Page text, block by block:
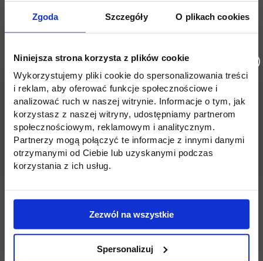
Zgoda Szczegóły O plikach cookies
Niniejsza strona korzysta z plików cookie
Wykorzystujemy pliki cookie do spersonalizowania treści
i reklam, aby oferować funkcje społecznościowe i
analizować ruch w naszej witrynie. Informacje o tym, jak
korzystasz z naszej witryny, udostępniamy partnerom
społecznościowym, reklamowym i analitycznym.
Partnerzy mogą połączyć te informacje z innymi danymi
otrzymanymi od Ciebie lub uzyskanymi podczas
korzystania z ich usług.
Zezwól na wszystkie
Spersonalizuj
stopkę
Informacje w stopce
Licencjackie
Inżynierskie
Magisterskie
Podyplomowe
Płońsk
Wirtualna uczelnia
Dziekanat
Biblioteka
Stypendia
Opłaty
Misja
Władze
Wydział Zarządzania i
Logistyki